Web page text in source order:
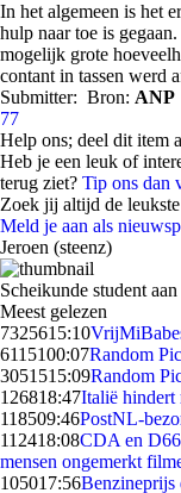
In het algemeen is het
hulp naar toe is
mogelijk grote
contant in tassen werd
Submitter: Bron: ANP
77
Help ons; deel dit item
Heb je een leuk of
terug ziet? Tip ons dan
Zoek jij altijd de
Meld je aan als
Jeroen (steenz)
Scheikunde student
Meest gelezen
7325615:10
6115100:07Random
3051515:09Random
126818:47Italië hindert
118509:46PostNL-
112418:08CDA en
mensen ongemerkt
105017:56Benzineprijs